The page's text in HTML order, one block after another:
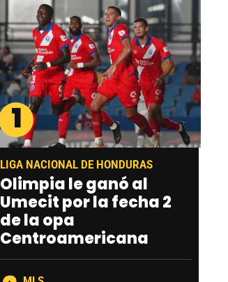
1
LIGA NACIONAL DE HONDURAS
Olimpia le ganó al
Umecit por la fecha 2
de la opa
Centroamericana